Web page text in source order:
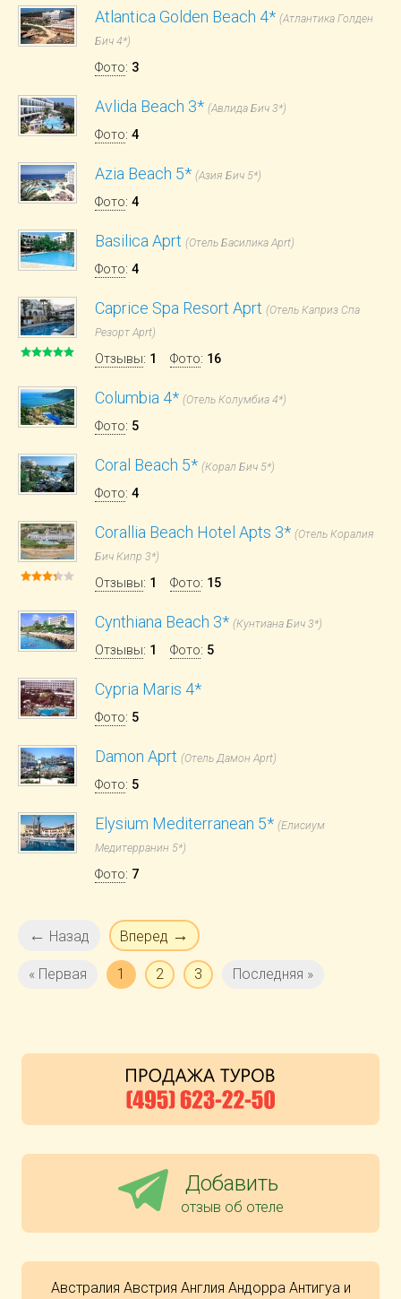
Atlantica Golden Beach 4* (Атлантика Голден
Бич 4*)
Фото: 3
Avlida Beach 3* (Авлида Бич 3*)
Фото: 4
Azia Beach 5* (Азия Бич 5*)
Фото: 4
Basilica Aprt (Отель Басилика Aprt)
Фото: 4
Caprice Spa Resort Aprt (Отель Каприз Спа
Резорт Aprt)
Отзывы: 1 Фото: 16
Columbia 4* (Отель Колумбиа 4*)
Фото: 5
Coral Beach 5* (Корал Бич 5*)
Фото: 4
Corallia Beach Hotel Apts 3* (Отель Коралия
Бич Кипр 3*)
Отзывы: 1 Фото: 15
Cynthiana Beach 3* (Кунтиана Бич 3*)
Отзывы: 1 Фото: 5
Cypria Maris 4*
Фото: 5
Damon Aprt (Отель Дамон Aprt)
Фото: 5
Elysium Mediterranean 5* (Елисиум
Медитерранин 5*)
Фото: 7
← Назад Вперед →
« Первая 1 2 3 Последняя »
Добавить
отзыв об отеле
Австралия Австрия Англия Андорра Антигуа и